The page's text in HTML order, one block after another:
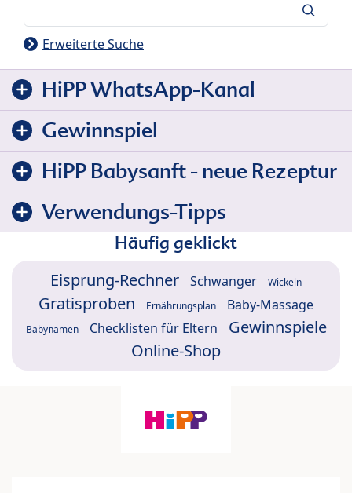
Erweiterte Suche
HiPP WhatsApp-Kanal
Gewinnspiel
HiPP Babysanft - neue Rezeptur
Verwendungs-Tipps
Häufig geklickt
Eisprung-Rechner Schwanger Wickeln
Gratisproben Ernährungsplan Baby-Massage
Babynamen Checklisten für Eltern
Gewinnspiele
Online-Shop